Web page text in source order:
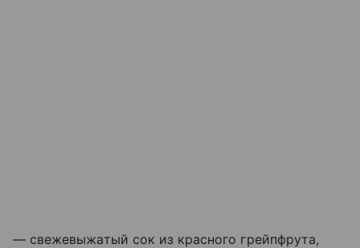
— свежевыжатый сок из красного грейпфрута,